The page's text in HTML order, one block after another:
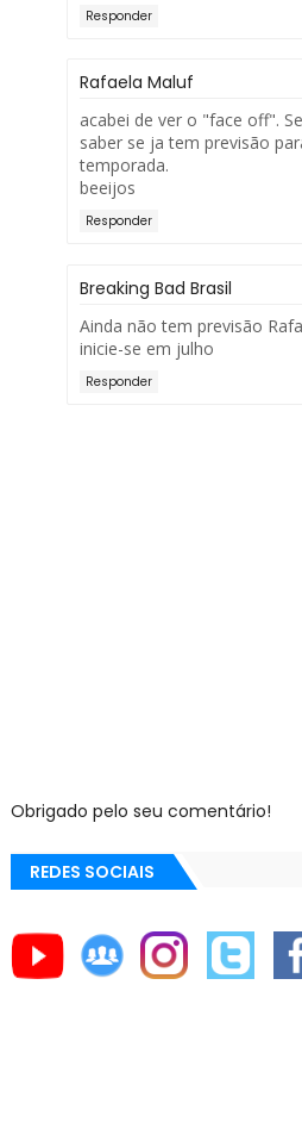
Responder
Rafaela Maluf
acabei de ver o "face off".
saber se ja tem previsão
temporada.
beeijos
Responder
Breaking Bad Brasil
Ainda não tem previsão
inicie-se em julho
Responder
Obrigado pelo seu comentário!
REDES SOCIAIS